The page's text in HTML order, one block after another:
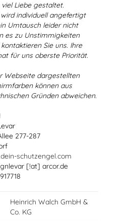
Liebe gestaltet.
individuell angefertigt
Umtausch leider nicht
es zu Unstimmigkeiten
Sie uns. Ihre
für uns oberste Priorität.
Webseite dargestellten
können aus
Gründen abweichen.
277-287
schutzengel.com
[!at] arcor.de
Heinrich Walch GmbH &
Co. KG